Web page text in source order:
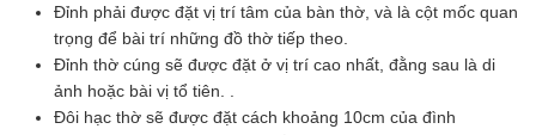
Đỉnh phải được đặt vị trí tâm của bàn thờ, và là cột mốc quan
trọng để bài trí những đồ thờ tiếp theo.
Đỉnh thờ cúng sẽ được đặt ở vị trí cao nhất, đằng sau là di
ảnh hoặc bài vị tổ tiên. .
Đôi hạc thờ sẽ được đặt cách khoảng 10cm của đình